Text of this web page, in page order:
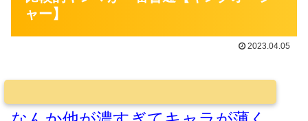
ャー】
2023.04.05